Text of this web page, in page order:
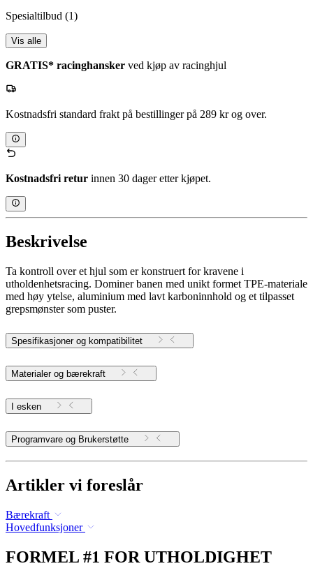
Spesialtilbud (1)
Vis alle
GRATIS* racinghansker ved kjøp av racinghjul
Kostnadsfri standard frakt på bestillinger på 289 kr og over.
Kostnadsfri retur innen 30 dager etter kjøpet.
Beskrivelse
Ta kontroll over et hjul som er konstruert for kravene i
utholdenhetsracing. Dominer banen med unikt formet TPE-materiale
med høy ytelse, aluminium med lavt karboninnhold og et tilpasset
grepsmønster som puster.
Spesifikasjoner og kompatibilitet
Materialer og bærekraft
I esken
Programvare og Brukerstøtte
Artikler vi foreslår
Bærekraft
Hovedfunksjoner
FORMEL #1 FOR UTHOLDIGHET